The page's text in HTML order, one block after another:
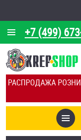
РАСПРОДАЖА
+7 (499)
О КОМПАНИИ
КАЛЬКУЛЯТОР
ОТЗЫВЫ